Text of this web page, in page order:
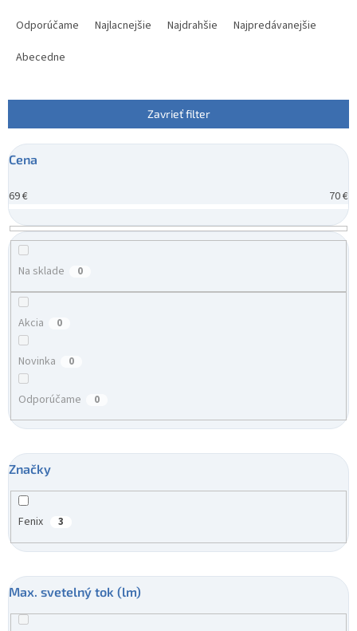
p
r
o
u
k
t
o
Odporúčame Najlacnejšie Najdrahšie
Najpredávanejšie
Abecedne
Zavrieť filter
Cena
69€ 70€
Na sklade 0
Akcia 0
Novinka 0
Odporúčame 0
Značky
Fenix 3
Max. svetelný tok (lm)